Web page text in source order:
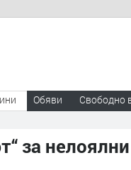
Обяви Свободно
за